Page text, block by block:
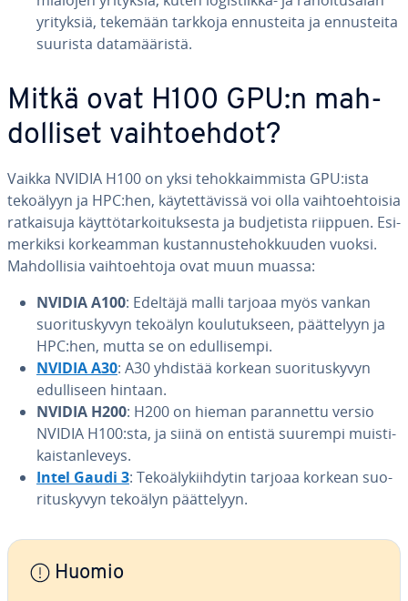
yrityksiä, tekemään tarkkoja en­nus­tei­ta ja en­nus­tei­ta
suurista da­ta­mää­ris­tä.
Mitkä ovat H100 GPU:n mah­
dol­li­set vaih­toeh­dot?
Vaikka NVIDIA H100 on yksi te­hok­kaim­mis­ta GPU:ista
tekoälyyn ja HPC:hen, käy­tet­tä­vis­sä voi olla vaih­toeh­toi­sia
rat­kai­su­ja käyt­tö­tar­koi­tuk­ses­ta ja bud­je­tis­ta riippuen. Esi­
mer­kik­si kor­keam­man kus­tan­nus­te­hok­kuu­den vuoksi.
Mah­dol­li­sia vaih­toeh­to­ja ovat muun muassa:
NVIDIA A100: Edeltäjä malli tarjoaa myös vankan
suo­ri­tus­ky­vyn tekoälyn kou­lu­tuk­seen, päät­te­lyyn ja
HPC:hen, mutta se on edul­li­sem­pi.
NVIDIA A30: A30 yhdistää korkean suo­ri­tus­ky­vyn
edul­li­seen hintaan.
NVIDIA H200: H200 on hieman pa­ran­net­tu versio
NVIDIA H100:sta, ja siinä on entistä suurempi muis­ti­
kais­tan­le­veys.
Intel Gaudi 3: Te­ko­ä­ly­kiih­dy­tin tarjoaa korkean suo­
ri­tus­ky­vyn tekoälyn päät­te­lyyn.
Huomio